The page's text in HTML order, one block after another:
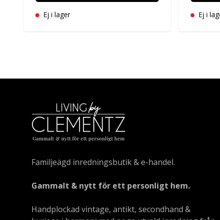
Ej i lager Ej i
Familjeägd inredningsbutik & e-handel.
Gammalt & nytt för ett personligt hem.
Handplockad vintage, antikt, secondhand &